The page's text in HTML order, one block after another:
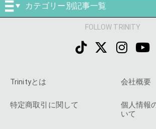
カテゴリー別記事一覧
FOLLOW TRINITY
Trinityとは 会社概要
特定商取引に関して
個人情報
いて